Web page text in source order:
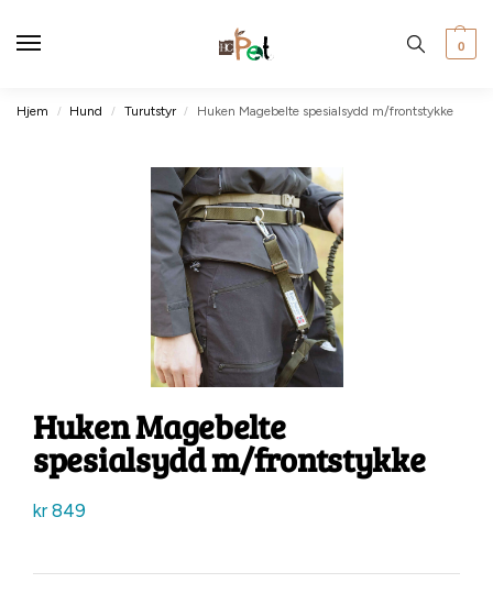
0
Hjem / Hund / Turutstyr / Huken Magebelte spesialsydd m/frontstykke
Huken Magebelte
spesialsydd m/frontstykke
kr849